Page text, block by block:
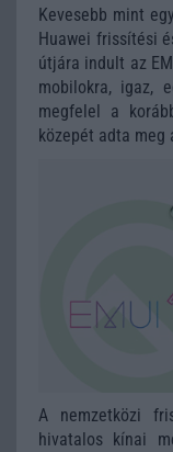
Kevesebb mint
Huawei frissítési
útjára indult az
mobilokra, igaz,
megfelel a
közepét adta meg
A nemzetközi
hivatalos kínai